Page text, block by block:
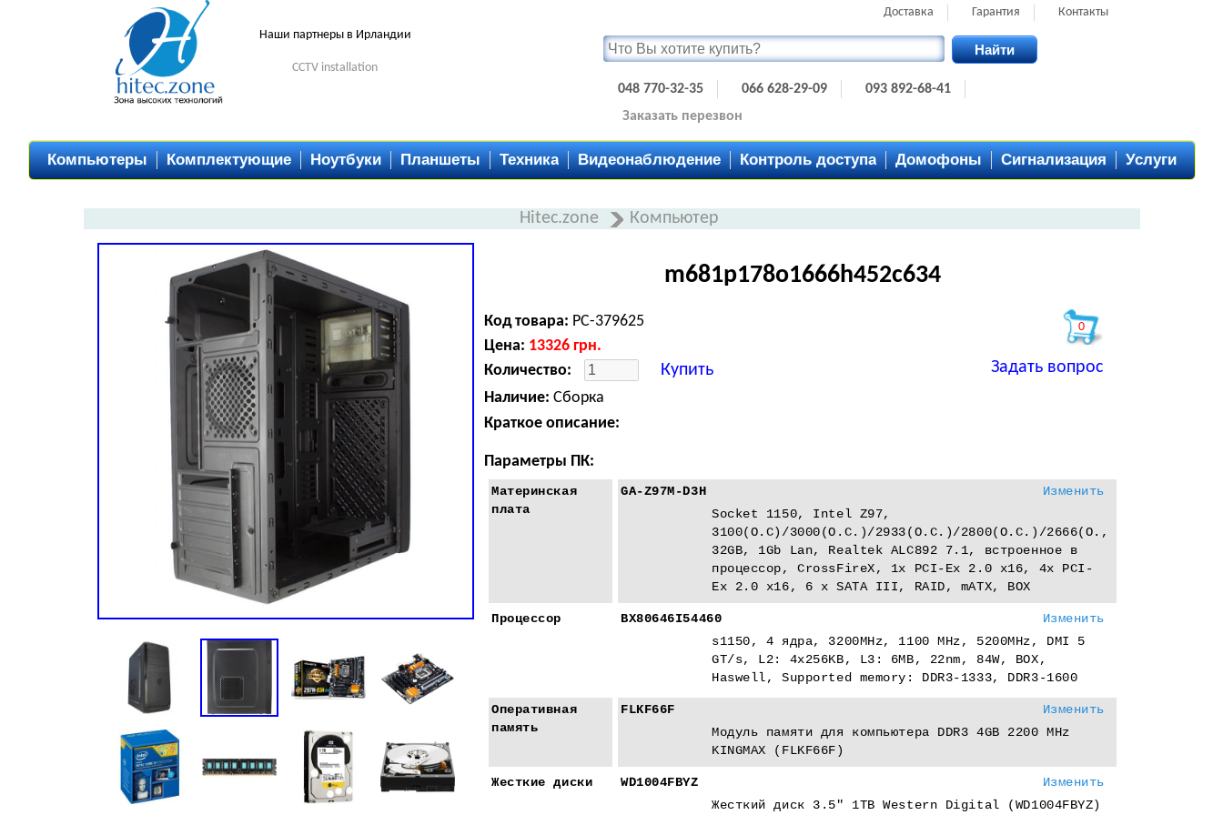
Наши партнеры в Ирландии
CCTV installation
Доставка Гарантия Контакты
Найти
048 770-32-35 066 628-29-09
093 892-68-41
Заказать перезвон
Компьютеры Комплектующие Ноутбуки Планшеты Техника Видеонаблюдение Контроль доступа Домофоны Сигнализация Услуги
Hitec.zone Компьютер
m681p178o1666h452c634
Код товара: PC-379625 0
Цена: 13326 грн.
Количество:
Купить Задать вопрос
Наличие: Сборка
Краткое описание:
Параметры ПК:
Материнская
плата
GA-Z97M-D3H
Изменить
Socket 1150, Intel Z97,
3100(O.C)/3000(O.C.)/2933(O.C.)/2800(O.C.)/2666(O.,
32GB, 1Gb Lan, Realtek ALC892 7.1, встроенное в
процессор, CrossFireX, 1x PCI-Eх 2.0 x16, 4x PCI-
Eх 2.0 x16, 6 x SATA III, RAID, mATX, BOX
Процессор BX80646I54460
Изменить
s1150, 4 ядра, 3200MHz, 1100 MHz, 5200MHz, DMI 5
GT/s, L2: 4x256KB, L3: 6MB, 22nm, 84W, BOX,
Haswell, Supported memory: DDR3-1333, DDR3-1600
Оперативная
память
FLKF66F
Изменить
Модуль памяти для компьютера DDR3 4GB 2200 MHz
KINGMAX (FLKF66F)
Жесткие диски WD1004FBYZ
Изменить
Жесткий диск 3.5" 1TB Western Digital (WD1004FBYZ)